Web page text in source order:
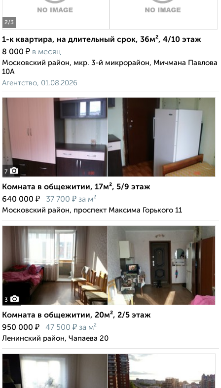
2/3
1-к квартира, на длительный срок, 36м², 4/10 этаж
8 000 ₽ в месяц
Московский район, мкр. 3-й микрорайон, Мичмана Павлова
10А
Агентство, 01.08.2026
7
Комната в общежитии, 17м², 5/9 этаж
640 000 ₽ 37 700 ₽ за м²
Московский район, проспект Максима Горького 11
3
Комната в общежитии, 20м², 2/5 этаж
950 000 ₽ 47 500 ₽ за м²
Ленинский район, Чапаева 20